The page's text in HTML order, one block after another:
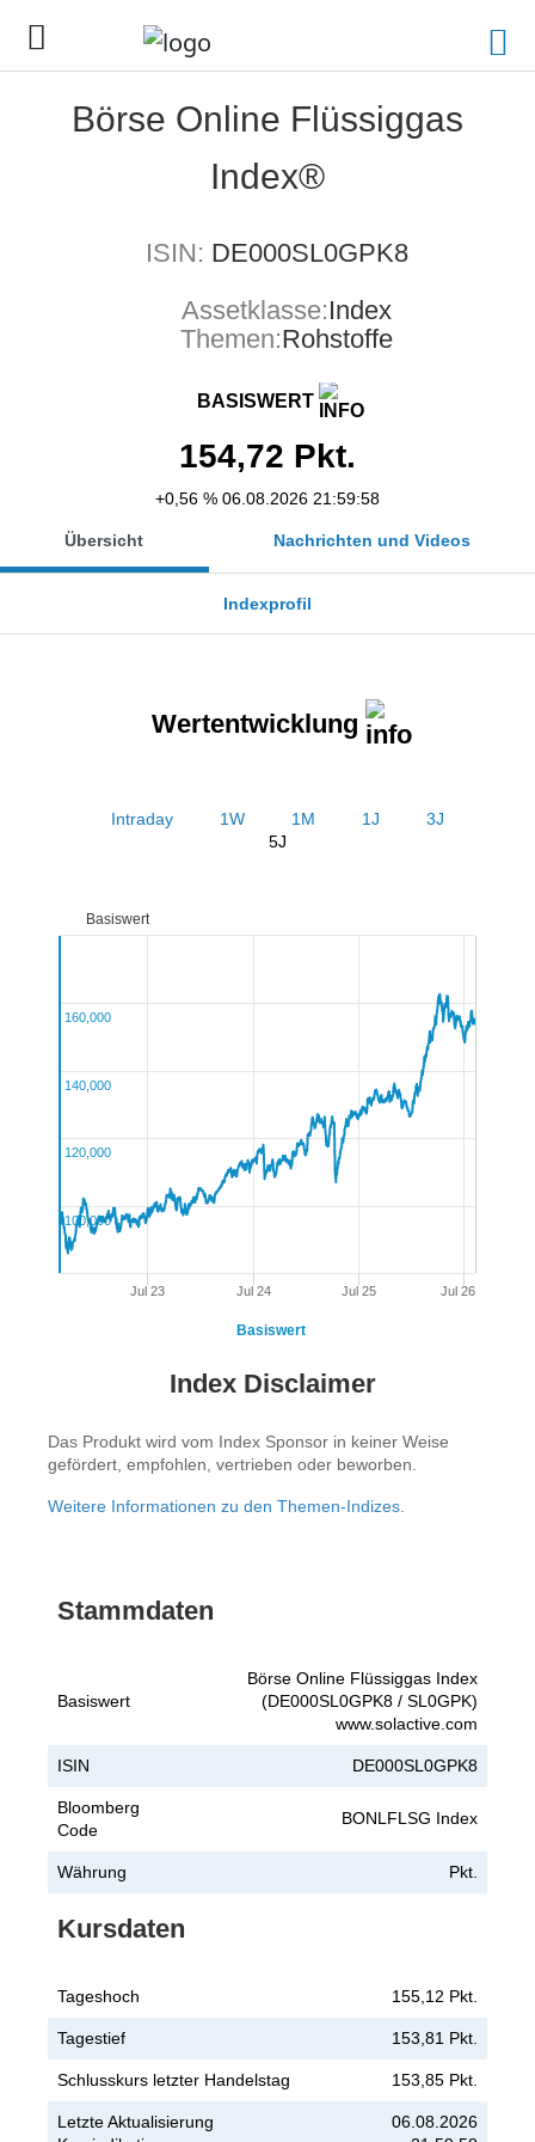
Börse Online Flüssiggas
Index®
ISIN: DE000SL0GPK8
Assetklasse:Index
Themen:Rohstoffe
BASISWERT
154,72 Pkt.
+0,56 % 06.08.2026 21:59:58
Übersicht Nachrichten und Videos
Indexprofil
Wertentwicklung
Intraday 1W 1M 1J
3J
5J
Jul 23 Jul 24 Jul 25 Jul 26
100,000
120,000
140,000
160,000
Basiswert
Basiswert
Index Disclaimer
Das Produkt wird vom Index Sponsor in keiner Weise
gefördert, empfohlen, vertrieben oder beworben.
Weitere Informationen zu den Themen-Indizes.
Stammdaten
Basiswert
Börse Online Flüssiggas Index
(DE000SL0GPK8 / SL0GPK)
www.solactive.com
ISIN DE000SL0GPK8
Bloomberg
Code
BONLFLSG Index
Währung Pkt.
Kursdaten
Tageshoch 155,12 Pkt.
Tagestief 153,81 Pkt.
Schlusskurs letzter Handelstag 153,85 Pkt.
Letzte Aktualisierung
06.08.2026